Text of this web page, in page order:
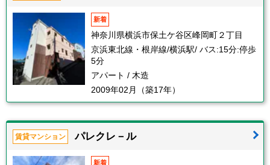
新着
神奈川県横浜市保土ケ谷区峰岡町２丁目
京浜東北線・根岸線/横浜駅/ バス:15分:停歩
5分
アパート / 木造
2009年02月（築17年）
賃貸マンション パレクレ－ル
新着